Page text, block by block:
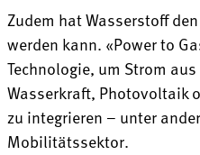
Zudem hat Wasserstoff
werden kann. «Power to
Technologie, um Strom
Wasserkraft, Photovoltaik
zu integrieren – unter
Mobilitätssektor.